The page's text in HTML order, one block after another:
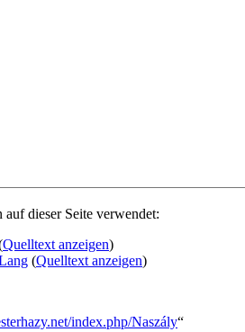
dieser Seite verwendet:
Quelltext anzeigen)
(Quelltext anzeigen)
index.php/Naszály“